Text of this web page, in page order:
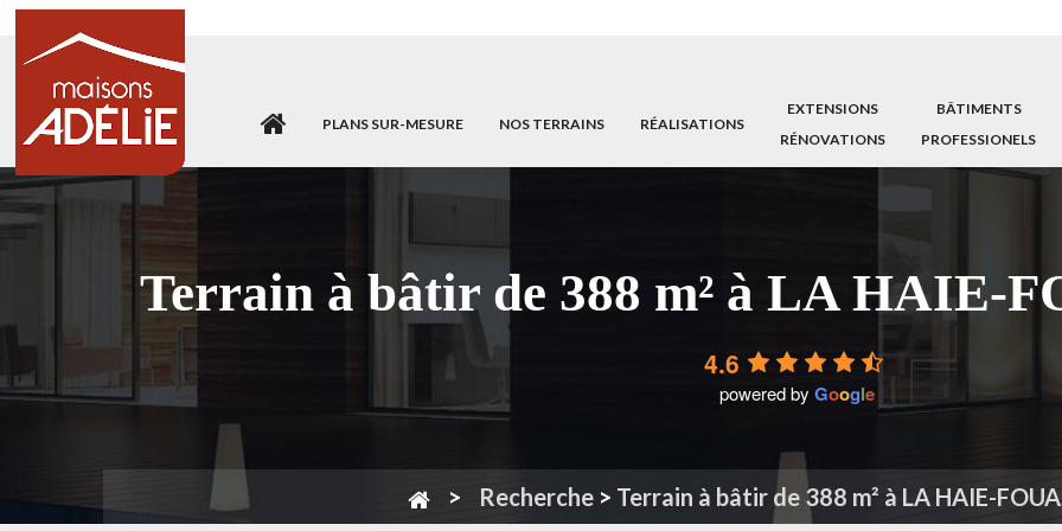
PLANS SUR-MESURE NOS TERRAINS RÉALISATIONS
EXTENSIONS
RÉNOVATIONS
BÂTIMENTS
PROFESSIONELS
Terrain à bâtir de 388 m² à LA HAIE-
4.6
powered by Google
Recherche > Terrain à bâtir de 388 m² à LA HAIE-